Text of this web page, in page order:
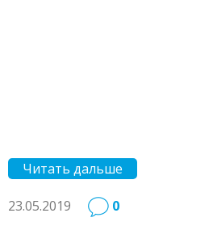
Читать дальше
23.05.2019 0